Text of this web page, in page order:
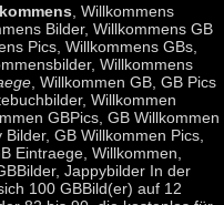
, Willkommens
Bilder, Willkommens GB
Pics, Willkommens GBs,
Willkommens
, Willkommen GB, GB Pics
Willkommen
GBPics, GB Willkommen
GB Willkommen Pics,
Eintraege, Willkommen,
Jappybilder In der
100 GBBild(er) auf 12